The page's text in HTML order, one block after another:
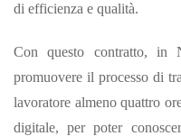
di efficienza e qualità.
Con questo contratto, in
promuovere il processo di
lavoratore almeno quattro
digitale, per poter